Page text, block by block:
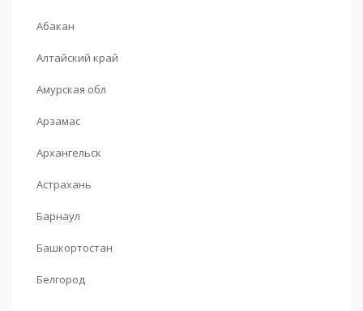
Абакан
Алтайский край
Амурская обл
Арзамас
Архангельск
Астрахань
Барнаул
Башкортостан
Белгород